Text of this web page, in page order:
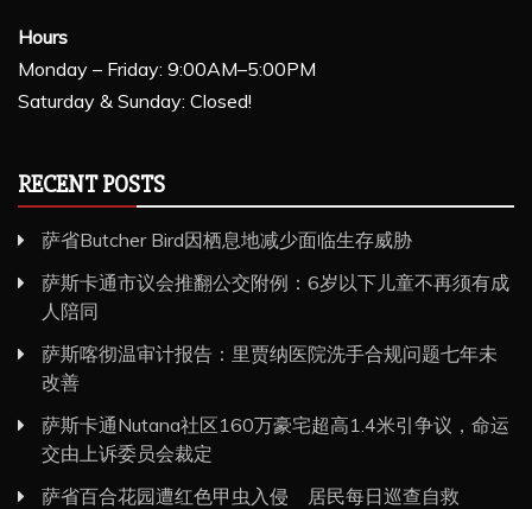
Hours
Monday – Friday: 9:00AM–5:00PM
Saturday & Sunday: Closed!
RECENT POSTS
萨省Butcher Bird因栖息地减少面临生存威胁
萨斯卡通市议会推翻公交附例：6岁以下儿童不再须有成
人陪同
萨斯喀彻温审计报告：里贾纳医院洗手合规问题七年未
改善
萨斯卡通Nutana社区160万豪宅超高1.4米引争议，命运
交由上诉委员会裁定
萨省百合花园遭红色甲虫入侵 居民每日巡查自救